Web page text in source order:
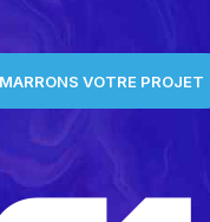
VOTRE PROJET